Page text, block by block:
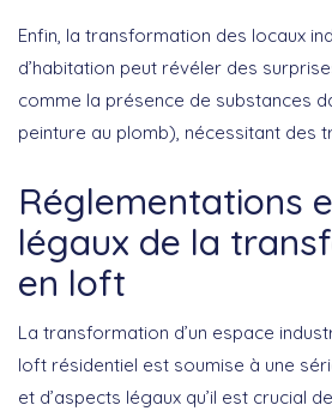
Enfin, la transformation des locaux
d’habitation peut révéler des
comme la présence de substances
peinture au plomb), nécessitant des
Réglementations
légaux de la
en loft
La transformation d’un espace
loft résidentiel est soumise à une
et d’aspects légaux qu’il est crucial